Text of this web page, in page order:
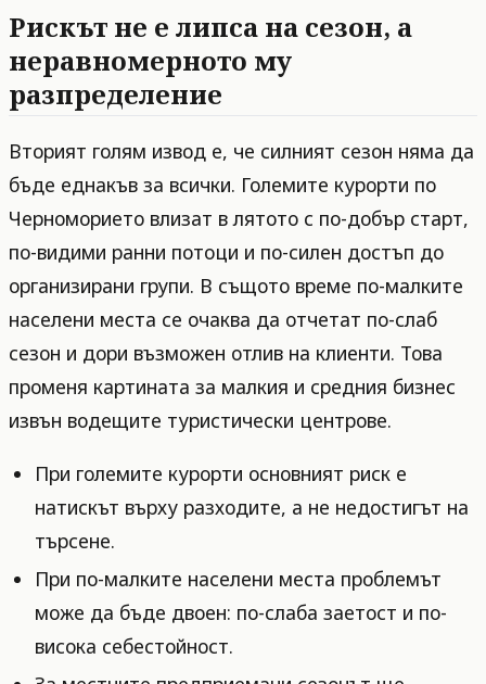
Рискът не е липса на сезон, а
неравномерното му
разпределение
Вторият голям извод е, че силният сезон няма да
бъде еднакъв за всички. Големите курорти по
Черноморието влизат в лятото с по-добър старт,
по-видими ранни потоци и по-силен достъп до
организирани групи. В същото време по-малките
населени места се очаква да отчетат по-слаб
сезон и дори възможен отлив на клиенти. Това
променя картината за малкия и средния бизнес
извън водещите туристически центрове.
При големите курорти основният риск е
натискът върху разходите, а не недостигът на
търсене.
При по-малките населени места проблемът
може да бъде двоен: по-слаба заетост и по-
висока себестойност.